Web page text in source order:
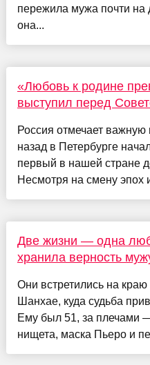
пережила мужа почти на
она...
«Любовь к родине
выступил перед
Россия отмечает важную
назад в Петербурге
первый в нашей стране
Несмотря на смену эпох
Две жизни — одна
хранила верность
Они встретились на
Шанхае, куда судьба
Ему был 51, за плечами
нищета, маска Пьеро и